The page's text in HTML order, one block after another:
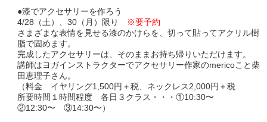
●漆でアクセサリーを作ろう
4/28（土）、30（月）限り
※要予約
さまざまな表情を見せる漆のかけらを、切って貼ってアクリル樹
脂で固めます。
完成したアクセサリーは、そのままお持ち帰りいただけます。
講師はヨガインストラクターでアクセサリー作家のmericoこと柴
田恵理子さん。
（料金 イヤリング1,500円＋税、ネックレス2,000円＋税
所要時間１時間程度 各日３クラス・・・①10:30〜
②12:30〜 ③14:30〜）